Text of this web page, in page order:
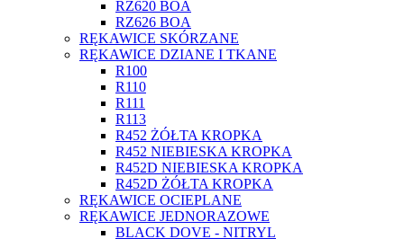
RZ620 BOA
RZ626 BOA
RĘKAWICE SKÓRZANE
RĘKAWICE DZIANE I TKANE
R100
R110
R111
R113
R452 ŻÓŁTA KROPKA
R452 NIEBIESKA KROPKA
R452D NIEBIESKA KROPKA
R452D ŻÓŁTA KROPKA
RĘKAWICE OCIEPLANE
RĘKAWICE JEDNORAZOWE
BLACK DOVE - NITRYL